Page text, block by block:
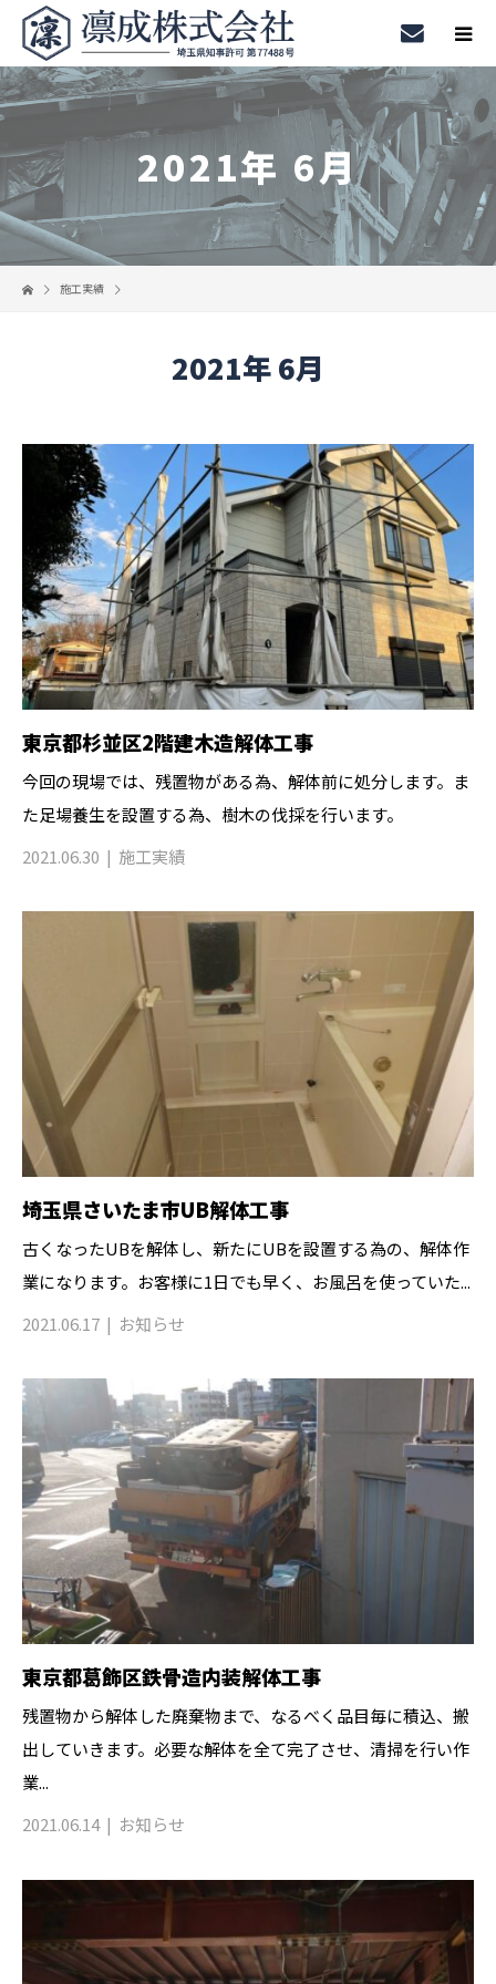
2021年 6月
施工実績
2021年 6月
東京都杉並区2階建木造解体工事
今回の現場では、残置物がある為、解体前に処分します。ま
た足場養生を設置する為、樹木の伐採を行います。
2021.06.30
施工実績
埼玉県さいたま市UB解体工事
古くなったUBを解体し、新たにUBを設置する為の、解体作
業になります。お客様に1日でも早く、お風呂を使っていた...
2021.06.17
お知らせ
東京都葛飾区鉄骨造内装解体工事
残置物から解体した廃棄物まで、なるべく品目毎に積込、搬
出していきます。必要な解体を全て完了させ、清掃を行い作
業...
2021.06.14
お知らせ